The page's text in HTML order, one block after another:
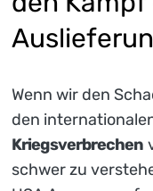
Wenn wir den
den
Kriegsverbrechen
schwer zu